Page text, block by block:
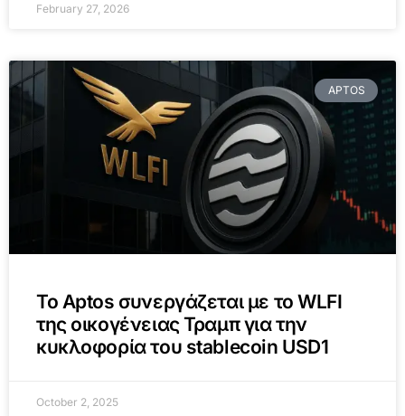
February 27, 2026
APTOS
Το Aptos συνεργάζεται με τo WLFI
της οικογένειας Τραμπ για την
κυκλοφορία του stablecoin USD1
October 2, 2025